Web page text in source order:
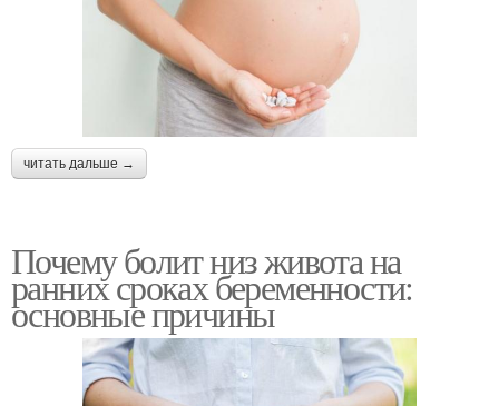
читать дальше →
Почему болит низ живота на
ранних сроках беременности:
основные причины